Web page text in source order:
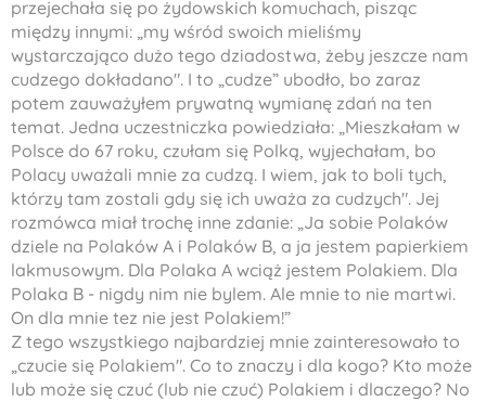
przejechała się po żydowskich komuchach, pisząc
między innymi: „my wśród swoich mieliśmy
wystarczająco dużo tego dziadostwa, żeby jeszcze nam
cudzego dokładano". I to „cudze” ubodło, bo zaraz
potem zauważyłem prywatną wymianę zdań na ten
temat. Jedna uczestniczka powiedziała: „Mieszkałam w
Polsce do 67 roku, czułam się Polką, wyjechałam, bo
Polacy uważali mnie za cudzą. I wiem, jak to boli tych,
którzy tam zostali gdy się ich uważa za cudzych". Jej
rozmówca miał trochę inne zdanie: „Ja sobie Polaków
dziele na Polaków A i Polaków B, a ja jestem papierkiem
lakmusowym. Dla Polaka A wciąż jestem Polakiem. Dla
Polaka B - nigdy nim nie bylem. Ale mnie to nie martwi.
On dla mnie tez nie jest Polakiem!”
Z tego wszystkiego najbardziej mnie zainteresowało to
„czucie się Polakiem". Co to znaczy i dla kogo? Kto może
lub może się czuć (lub nie czuć) Polakiem i dlaczego? No